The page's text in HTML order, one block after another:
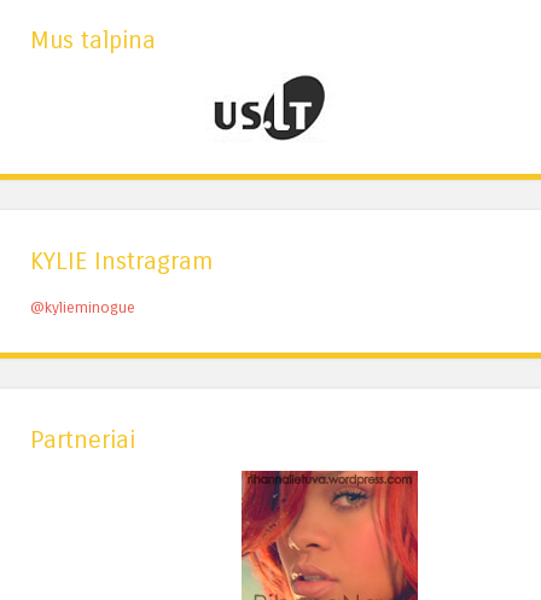
Mus talpina
KYLIE Instragram
@kylieminogue
Partneriai